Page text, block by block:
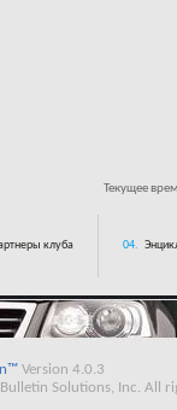
Текущее
клуба 04.
Version 4.0.3
Solutions, Inc. All